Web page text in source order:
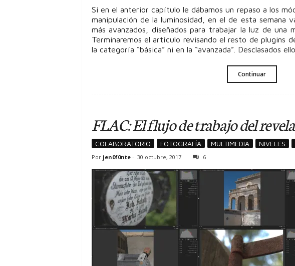
Si en el anterior capítulo le dábamos un repaso a los
manipulación de la luminosidad, en el de esta semana
más avanzados, diseñados para trabajar la luz de una
Terminaremos el artículo revisando el resto de plugins
la categoría “básica” ni en la “avanzada”. Desclasados
Continuar
FLAC: El flujo de trabajo del
COLABORATORIO FOTOGRAFÍA MULTIMEDIA NIVELES
Por jen0f0nte- 30 octubre, 2017 6